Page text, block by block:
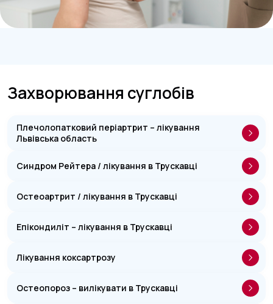
Захворювання суглобів
Плечолопатковий періартрит – лікування
Львівська область
Синдром Рейтера / лікування в Трускавці
Остеоартрит / лікування в Трускавці
Епікондиліт – лікування в Трускавці
Лікування коксартрозу
Остеопороз – вилікувати в Трускавці